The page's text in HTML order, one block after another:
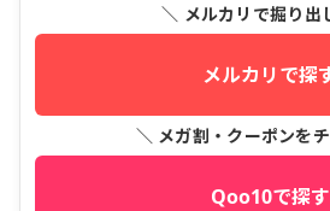
＼ メルカリで掘り出
メルカリで探
＼ メガ割・クーポンを
Qoo10で探す